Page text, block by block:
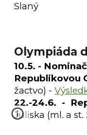
Slaný
Olympiáda
10.5. -
Republikovou
žactvo) -
22.-24.6. -
Juliska (ml. a st.